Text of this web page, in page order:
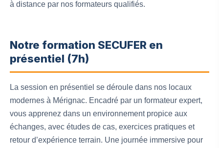
à distance par nos formateurs qualifiés.
Notre formation SECUFER en
présentiel (7h)
La session en présentiel se déroule dans nos locaux
modernes à Mérignac. Encadré par un formateur expert,
vous apprenez dans un environnement propice aux
échanges, avec études de cas, exercices pratiques et
retour d’expérience terrain. Une journée immersive pour